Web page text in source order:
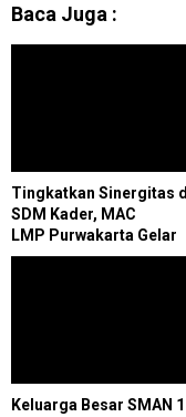
Baca Juga :
Tingkatkan Sinergitas
SDM Kader, MAC
LMP Purwakarta Gelar
.Konsolidasi Pengurus
Keluarga Besar SMAN 1